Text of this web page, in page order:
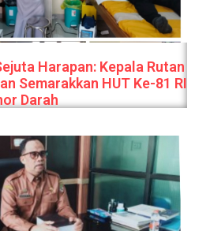
Harapan: Kepala Rutan
Semarakkan HUT Ke-81 RI
Darah